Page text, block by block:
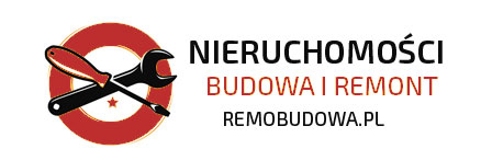
content